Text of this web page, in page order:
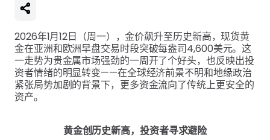
2026年1月12日（周一），金价飙升至历史新高，现货黄
金在亚洲和欧洲早盘交易时段突破每盎司4,600美元。这
一走势为贵金属市场强劲的一周开了个好头，也反映出投
资者情绪的明显转变——在全球经济前景不明和地缘政治
紧张局势加剧的背景下，更多资金流向了传统上更安全的
资产。
黄金创历史新高，投资者寻求避险